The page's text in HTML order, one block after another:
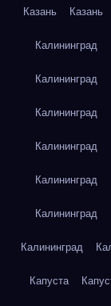
Казань Казань
Калининград
Калининград
Калининград
Калининград
Калининград
Калининград
Калининград
Капуста